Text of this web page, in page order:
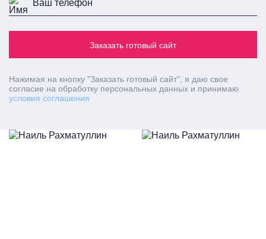
Заказать готовый сайт
Нажимая на кнопку "Заказать готовый сайт" , я даю свое
согласие на обработку персональных данных и принимаю
условия соглашения